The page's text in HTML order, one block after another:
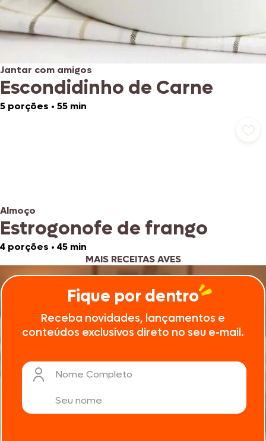
Jantar com amigos
Escondidinho de Carne
5 porções • 55 min
Almoço
Estrogonofe de frango
4 porções • 45 min
MAIS RECEITAS AVES
Fique por dentro
Receba novidades, lançamentos e
conteúdos exclusivos direto no seu e-mail.
Nome Completo